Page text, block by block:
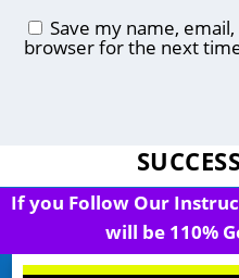
Save my name,
browser for the next
If you Follow Our
will be 110%